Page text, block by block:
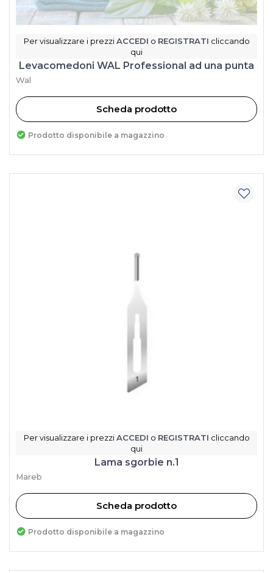
Per visualizzare i prezziACCEDI o REGISTRATI cliccando
qui
Levacomedoni WAL Professional ad una punta
Wal
Scheda prodotto
Prodotto disponibile a magazzino
Per visualizzare i prezziACCEDI o REGISTRATI cliccando
qui
Lama sgorbie n.1
Mareb
Scheda prodotto
Prodotto disponibile a magazzino